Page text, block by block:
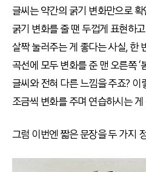
글씨는 약간의 굵기 변화만으로
굵기 변화를 줄 땐 두껍게 표현하
살짝 눌러주는 게 좋다는 사실, 한
곡선에 모두 변화를 준 맨 오른쪽‘
글씨와 전혀 다른 느낌을 주죠? 이
조금씩 변화를 주며 연습하시는
그럼 이번엔 짧은 문장을 두 가지